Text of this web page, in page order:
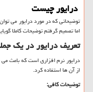
درایور چیست
توضیحاتی که در مورد درایور می
اما تصمیم گرفتم توضیحات کاملا
تعریف درایور در یک
درایور نرم افزاری است که باعث
از آن ها استفاده کرد.
توضیحات کافی: